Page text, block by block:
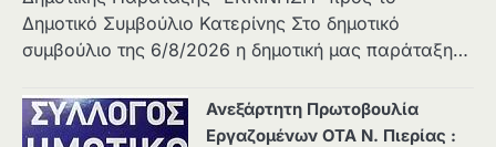
Δημοτικό Συμβούλιο Κατερίνης Στο δημοτικό
συμβούλιο της 6/8/2026 η δημοτική μας παράταξη…
Ανεξάρτητη Πρωτοβουλία
Εργαζομένων ΟΤΑ Ν. Πιερίας :